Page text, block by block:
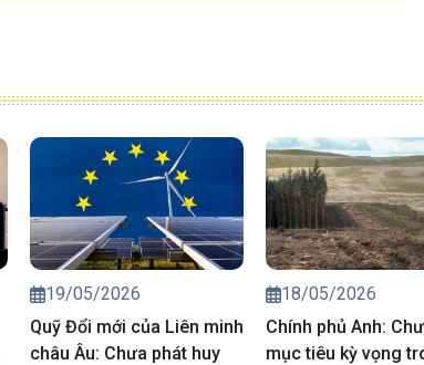
19/05/2026
Quỹ Đổi mới của Liên minh
châu Âu: Chưa phát huy
18/05/2026
Chính phủ Anh:
mục tiêu kỳ vọng